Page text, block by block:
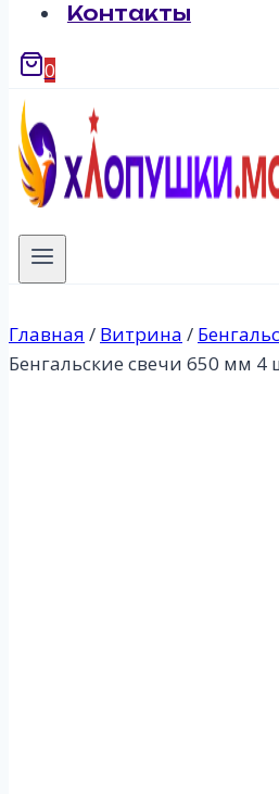
Контакты
0
Главная / Витрина /
Бенгальские свечи 650 мм 4